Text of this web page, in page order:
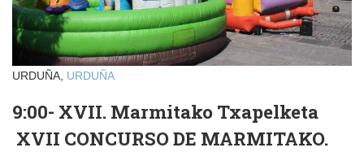
URDUÑA, URDUÑA
9:00- XVII. Marmitako Txapelketa
XVII CONCURSO DE MARMITAKO.